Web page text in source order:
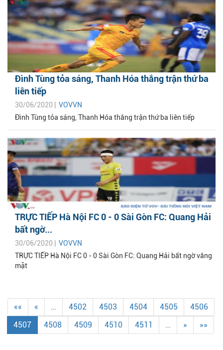
Đình Tùng tỏa sáng, Thanh Hóa thắng trận thứ ba
liên tiếp
30/06/2020 | VOVVN
Đình Tùng tỏa sáng, Thanh Hóa thắng trận thứ ba liên tiếp
TRỰC TIẾP Hà Nội FC 0 - 0 Sài Gòn FC: Quang Hải
bất ngờ...
30/06/2020 | VOVVN
TRỰC TIẾP Hà Nội FC 0 - 0 Sài Gòn FC: Quang Hải bất ngờ vắng
mặt
«« « … 4502 4503 4504 4505
4506
4507
4508 4509 4510 4511 … » »»